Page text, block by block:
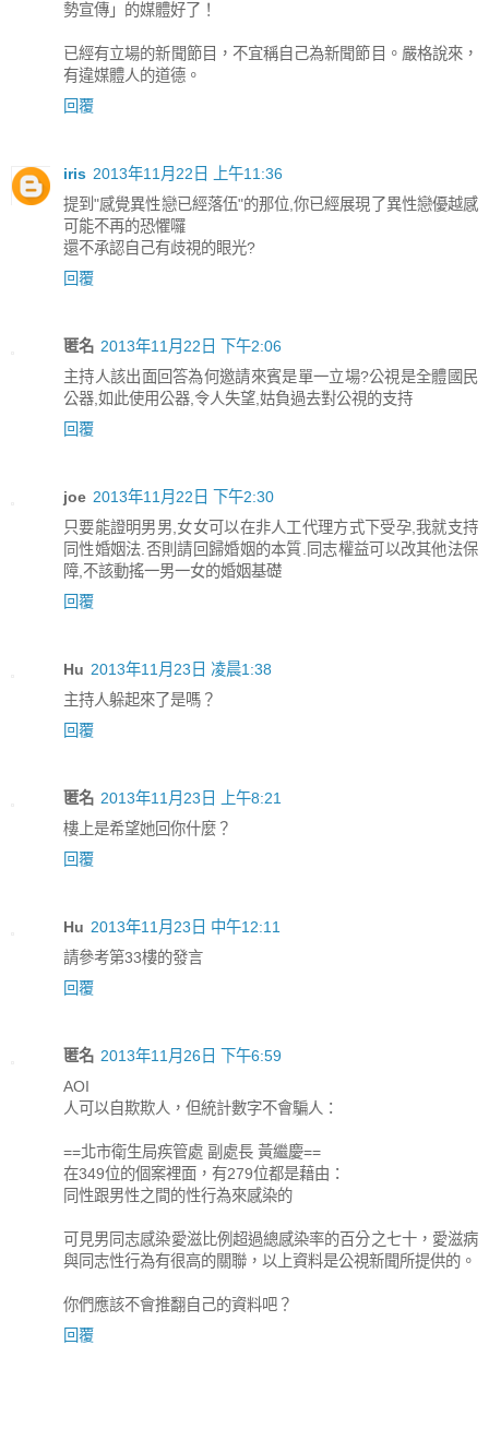
勢宣傳」的媒體好了！
已經有立場的新聞節目，不宜稱自己為新聞節目。嚴格說來，
有違媒體人的道德。
回覆
iris 2013年11月22日 上午11:36
提到"感覺異性戀已經落伍"的那位,你已經展現了異性戀優越感
可能不再的恐懼囉
還不承認自己有歧視的眼光?
回覆
匿名 2013年11月22日 下午2:06
主持人該出面回答為何邀請來賓是單一立場?公視是全體國民
公器,如此使用公器,令人失望,姑負過去對公視的支持
回覆
joe 2013年11月22日 下午2:30
只要能證明男男,女女可以在非人工代理方式下受孕,我就支持
同性婚姻法.否則請回歸婚姻的本質.同志權益可以改其他法保
障,不該動搖一男一女的婚姻基礎
回覆
Hu 2013年11月23日 凌晨1:38
主持人躲起來了是嗎？
回覆
匿名 2013年11月23日 上午8:21
樓上是希望她回你什麼？
回覆
Hu 2013年11月23日 中午12:11
請參考第33樓的發言
回覆
匿名 2013年11月26日 下午6:59
AOI
人可以自欺欺人，但統計數字不會騙人：
==北市衛生局疾管處 副處長 黃繼慶==
在349位的個案裡面，有279位都是藉由：
同性跟男性之間的性行為來感染的
可見男同志感染愛滋比例超過總感染率的百分之七十，愛滋病
與同志性行為有很高的關聯，以上資料是公視新聞所提供的。
你們應該不會推翻自己的資料吧？
回覆